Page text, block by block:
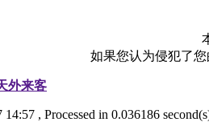
如果您认为侵犯了您
外来客
14:57 , Processed in 0.036186